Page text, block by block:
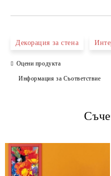
Ние ще се свържем с вас в
Декорация за стена
Оцени продукта
Информация за Съответствие